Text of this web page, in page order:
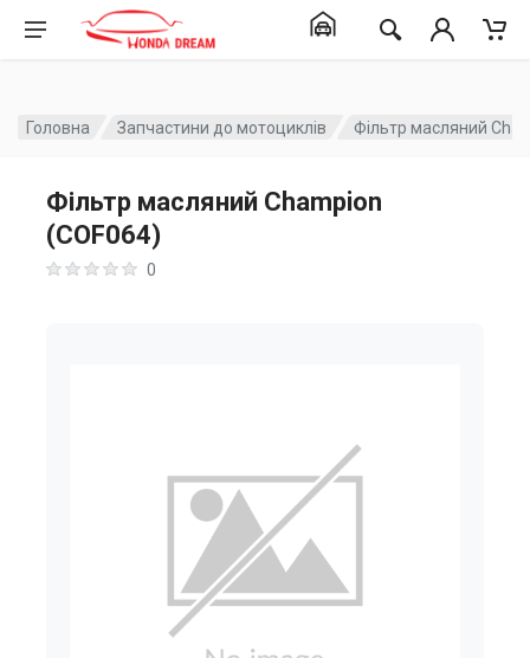
Головна Запчастини до мотоциклів Фільтр масляний
Фільтр масляний Champion
(COF064)
0